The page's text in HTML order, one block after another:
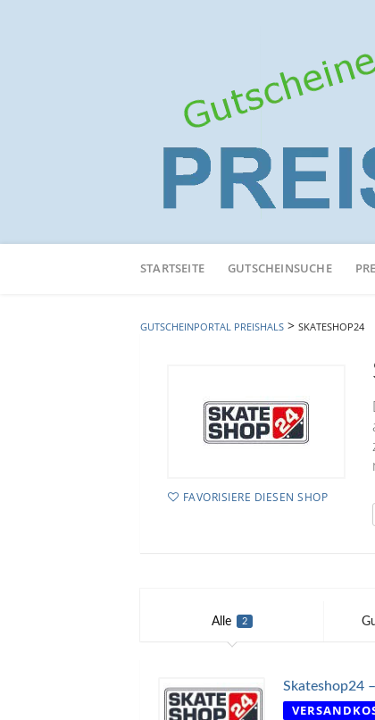
Online-
STARTSEITE GUTSCHEINSUCHE
GUTSCHEINPORTAL PREISHALS > SKATESHOP24
FAVORISIERE DIESEN SHOP
Alle 2
Skateshop24